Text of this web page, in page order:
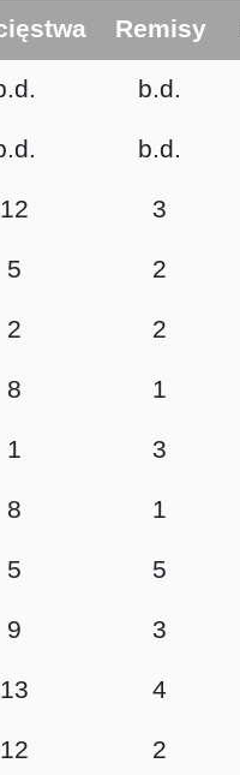
Remisy
b.d.
b.d.
12 3
5 2
2 2
8 1
1 3
8 1
5 5
9 3
13 4
12 2